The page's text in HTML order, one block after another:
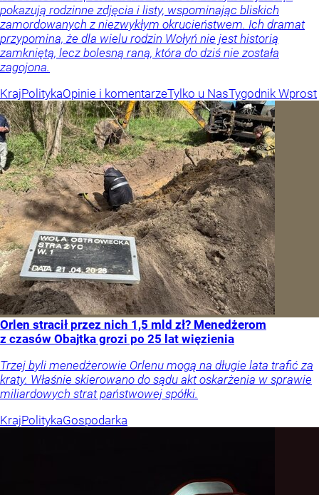
pokazują rodzinne zdjęcia i listy, wspominając bliskich
zamordowanych z niezwykłym okrucieństwem. Ich dramat
przypomina, że dla wielu rodzin Wołyń nie jest historią
zamkniętą, lecz bolesną raną, która do dziś nie została
zagojona.
KrajPolitykaOpinie i komentarzeTylko u NasTygodnik Wprost
Orlen stracił przez nich 1,5 mld zł? Menedżerom
z czasów Obajtka grozi po 25 lat więzienia
Trzej byli menedżerowie Orlenu mogą na długie lata trafić za
kraty. Właśnie skierowano do sądu akt oskarżenia w sprawie
miliardowych strat państwowej spółki.
KrajPolitykaGospodarka